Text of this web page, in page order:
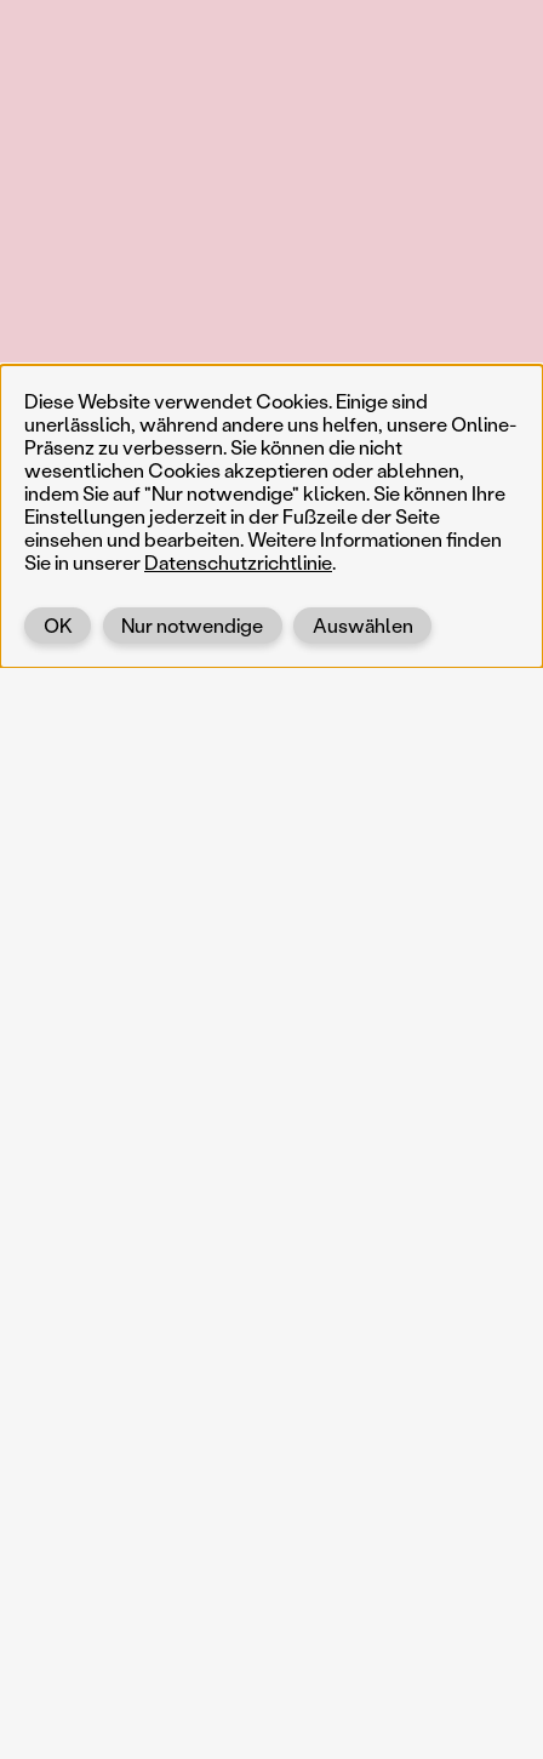
Diese Website verwendet Cookies. Einige sind
unerlässlich, während andere uns helfen, unsere Online-
Präsenz zu verbessern. Sie können die nicht
wesentlichen Cookies akzeptieren oder ablehnen,
indem Sie auf "Nur notwendige" klicken. Sie können Ihre
Einstellungen jederzeit in der Fußzeile der Seite
einsehen und bearbeiten. Weitere Informationen finden
Sie in unsererDatenschutzrichtlinie.
Auswählen
Nur notwendige
OK